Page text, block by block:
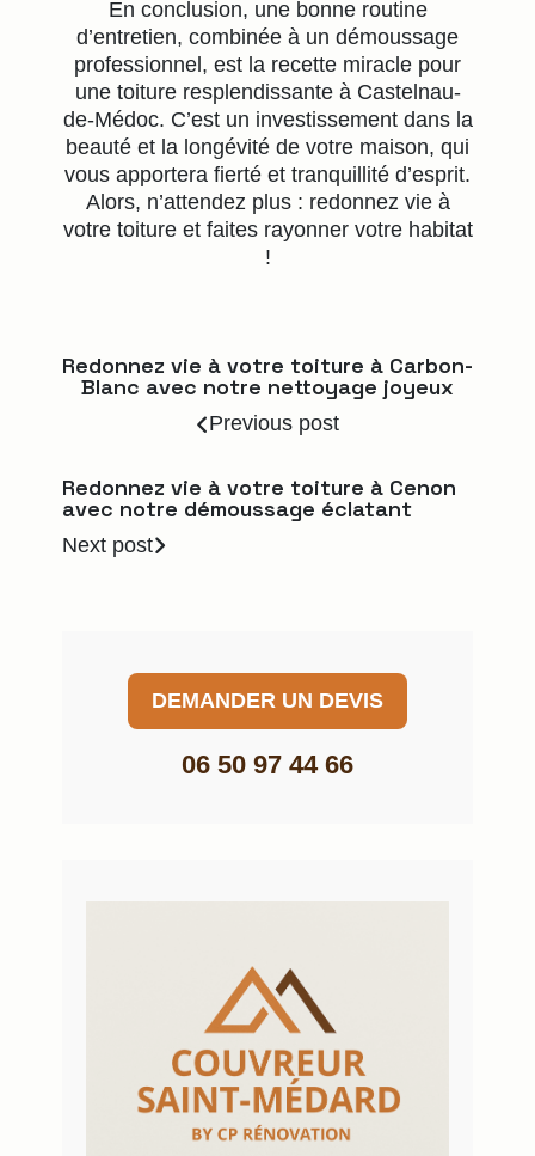
DEMANDER UN DEVIS
06 50 97 44 66
En conclusion, une bonne routine
d’entretien, combinée à un démoussage
professionnel, est la recette miracle pour
une toiture resplendissante à Castelnau-
de-Médoc. C’est un investissement dans la
beauté et la longévité de votre maison, qui
vous apportera fierté et tranquillité d’esprit.
Alors, n’attendez plus : redonnez vie à
votre toiture et faites rayonner votre habitat
!
Redonnez vie à votre toiture à Carbon-
Blanc avec notre nettoyage joyeux
Previous post
Redonnez vie à votre toiture à Cenon
avec notre démoussage éclatant
Next post